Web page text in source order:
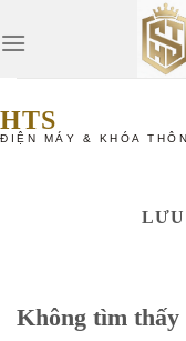
qua
HTS
ĐIỆN MÁY & KHÓA
Không tìm thấy